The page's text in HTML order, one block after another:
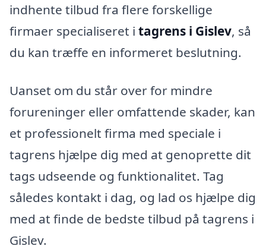
indhente tilbud fra flere forskellige
firmaer specialiseret i tagrens i Gislev, så
du kan træffe en informeret beslutning.
Uanset om du står over for mindre
forureninger eller omfattende skader, kan
et professionelt firma med speciale i
tagrens hjælpe dig med at genoprette dit
tags udseende og funktionalitet. Tag
således kontakt i dag, og lad os hjælpe dig
med at finde de bedste tilbud på tagrens i
Gislev.